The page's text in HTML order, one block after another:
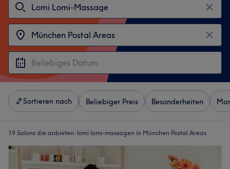
Sortieren nach Beliebiger Preis Besonderheiten
19 Salons die anbieten: lomi lomi-massagen in München Postal Areas